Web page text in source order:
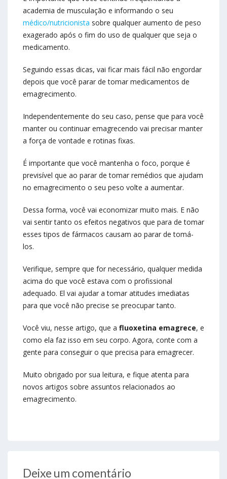
academia de musculação e informando o seu
médico/nutricionista sobre qualquer aumento de peso
exagerado após o fim do uso de qualquer que seja o
medicamento.
Seguindo essas dicas, vai ficar mais fácil não engordar
depois que você parar de tomar medicamentos de
emagrecimento.
Independentemente do seu caso, pense que para você
manter ou continuar emagrecendo vai precisar manter
a força de vontade e rotinas fixas.
É importante que você mantenha o foco, porque é
previsível que ao parar de tomar remédios que ajudam
no emagrecimento o seu peso volte a aumentar.
Dessa forma, você vai economizar muito mais. E não
vai sentir tanto os efeitos negativos que para de tomar
esses tipos de fármacos causam ao parar de tomá-
los.
Verifique, sempre que for necessário, qualquer medida
acima do que você estava com o profissional
adequado. El vai ajudar a tomar atitudes imediatas
para que você não precise se preocupar tanto.
Você viu, nesse artigo, que a fluoxetina emagrece, e
como ela faz isso em seu corpo. Agora, conte com a
gente para conseguir o que precisa para emagrecer.
Muito obrigado por sua leitura, e fique atenta para
novos artigos sobre assuntos relacionados ao
emagrecimento.
Deixe um comentário